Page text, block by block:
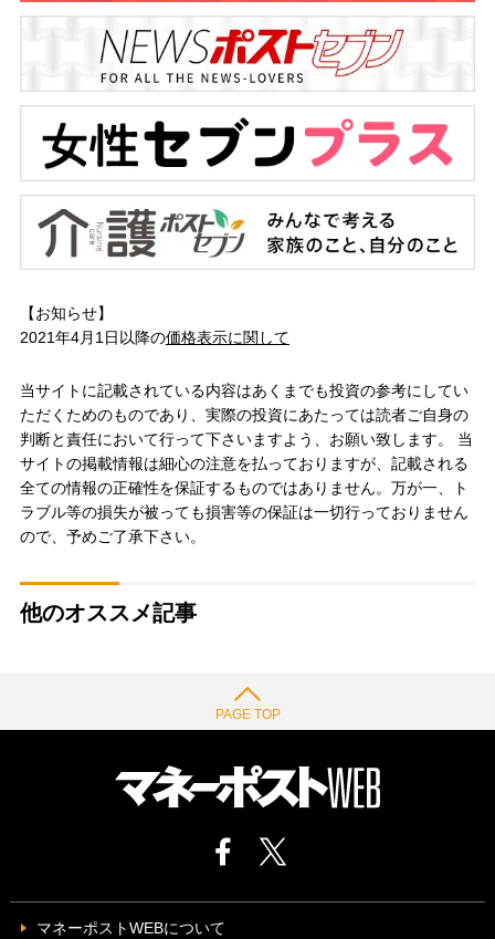
【お知らせ】
2021年4月1日以降の価格表示に関して
当サイトに記載されている内容はあくまでも投資の参考にしてい
ただくためのものであり、実際の投資にあたっては読者ご自身の
判断と責任において行って下さいますよう、お願い致します。 当
サイトの掲載情報は細心の注意を払っておりますが、記載される
全ての情報の正確性を保証するものではありません。万が一、ト
ラブル等の損失が被っても損害等の保証は一切行っておりません
ので、予めご了承下さい。
他のオススメ記事
PAGE TOP
マネーポストWEBについて